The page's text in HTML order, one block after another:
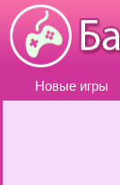
Новые игры